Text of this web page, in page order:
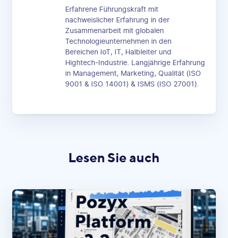
Erfahrene Führungskraft mit
nachweislicher Erfahrung in der
Zusammenarbeit mit globalen
Technologieunternehmen in den
Bereichen IoT, IT, Halbleiter und
Hightech-Industrie. Langjährige Erfahrung
in Management, Marketing, Qualität (ISO
9001 & ISO 14001) & ISMS (ISO 27001).
Lesen Sie auch